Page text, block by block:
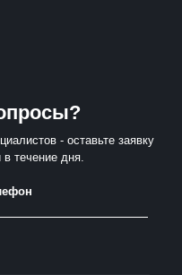
- оставьте заявку
течение дня.